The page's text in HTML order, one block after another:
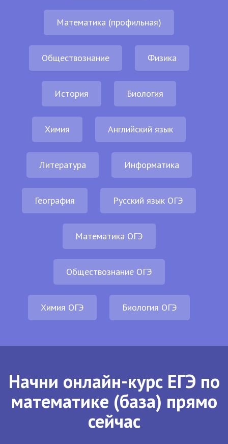
Математика (профильная)
Обществознание Физика
История Биология
Химия Английский язык
Литература Информатика
География Русский язык ОГЭ
Математика ОГЭ
Обществознание ОГЭ
Химия ОГЭ Биология ОГЭ
Начни онлайн-курс ЕГЭ по
математике (база) прямо
сейчас